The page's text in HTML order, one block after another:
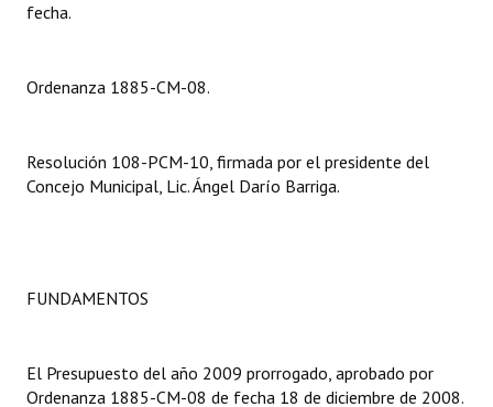
Digesto
Informes de Gestión
Actas de Sesión
Ejecución Presupuestaria
fecha.
Ordenanza 1885-CM-08.
Resolución 108-PCM-10, firmada por el presidente del
Concejo Municipal, Lic. Ángel Darío Barriga.
FUNDAMENTOS
El Presupuesto del año 2009 prorrogado, aprobado por
Ordenanza 1885-CM-08 de fecha 18 de diciembre de 2008.